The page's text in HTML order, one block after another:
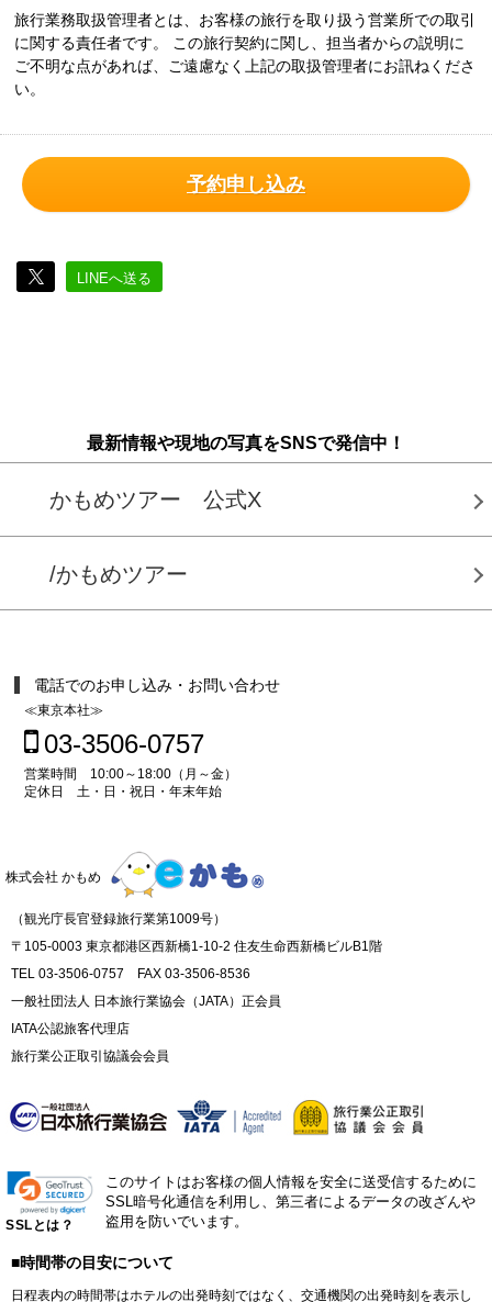
旅行業務取扱管理者とは、お客様の旅行を取り扱う営業所での取引
に関する責任者です。 この旅行契約に関し、担当者からの説明に
ご不明な点があれば、ご遠慮なく上記の取扱管理者にお訊ねくださ
い。
予約申し込み
LINEへ送る
最新情報や現地の写真をSNSで発信中！
かもめツアー 公式X
/かもめツアー
電話でのお申し込み・お問い合わせ
≪東京本社≫
03-3506-0757
営業時間 10:00～18:00（月～金）
定休日 土・日・祝日・年末年始
株式会社 かもめ
（観光庁長官登録旅行業第1009号）
〒105-0003 東京都港区西新橋1-10-2 住友生命西新橋ビルB1階
TEL 03-3506-0757 FAX 03-3506-8536
一般社団法人 日本旅行業協会（JATA）正会員
IATA公認旅客代理店
旅行業公正取引協議会会員
SSLとは？
このサイトはお客様の個人情報を安全に送受信するために
SSL暗号化通信を利用し、第三者によるデータの改ざんや
盗用を防いでいます。
■時間帯の目安について
日程表内の時間帯はホテルの出発時刻ではなく、交通機関の出発時刻を表示し